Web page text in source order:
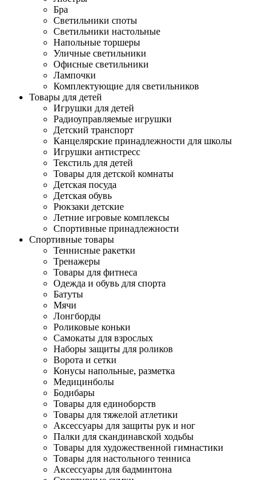
Бра
Светильники споты
Светильники настольные
Напольные торшеры
Уличные светильники
Офисные светильники
Лампочки
Комплектующие для светильников
Товары для детей
Игрушки для детей
Радиоуправляемые игрушки
Детский транспорт
Канцелярские принадлежности для школы
Игрушки антистресс
Текстиль для детей
Товары для детской комнаты
Детская посуда
Детская обувь
Рюкзаки детские
Летние игровые комплексы
Спортивные принадлежности
Спортивные товары
Теннисные ракетки
Тренажеры
Товары для фитнеса
Одежда и обувь для спорта
Батуты
Мячи
Лонгборды
Роликовые коньки
Самокаты для взрослых
Наборы защиты для роликов
Ворота и сетки
Конусы напольные, разметка
Медицинболы
Бодибары
Товары для единоборств
Товары для тяжелой атлетики
Аксессуары для защиты рук и ног
Палки для скандинавской ходьбы
Товары для художественной гимнастики
Товары для настольного тенниса
Аксессуары для бадминтона